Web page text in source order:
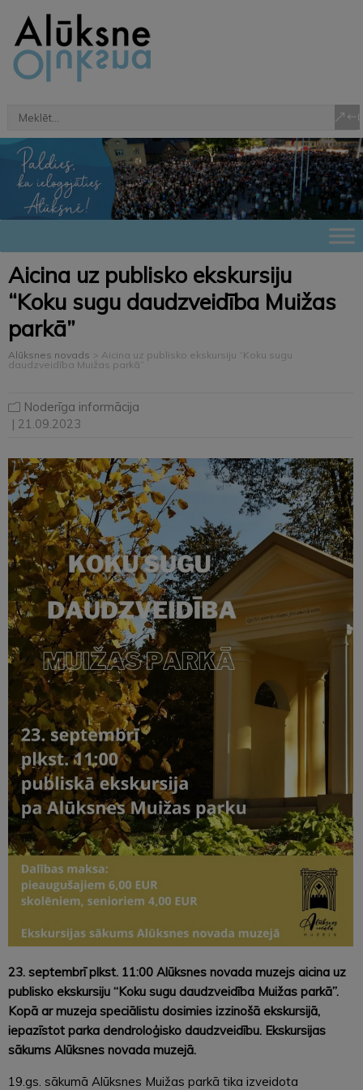
Aicina uz publisko ekskursiju
“Koku sugu daudzveidība Muižas
parkā”
Alūksnes novads > Aicina uz publisko ekskursiju “Koku sugu
daudzveidība Muižas parkā”
Noderīga informācija
| 21.09.2023
23. septembrī plkst. 11:00 Alūksnes novada muzejs aicina uz
publisko ekskursiju “Koku sugu daudzveidība Muižas parkā”.
Kopā ar muzeja speciālistu dosimies izzinošā ekskursijā,
iepazīstot parka dendroloģisko daudzveidību. Ekskursijas
sākums Alūksnes novada muzejā.
19.gs. sākumā Alūksnes Muižas parkā tika izveidota